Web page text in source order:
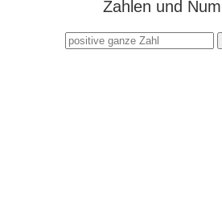
Zahlen und